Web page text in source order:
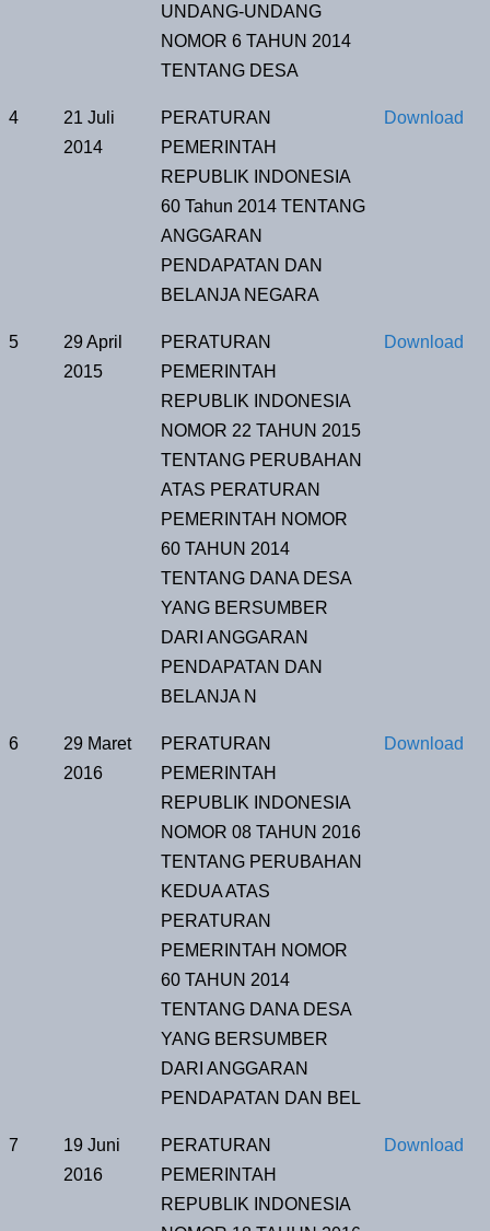
UNDANG-UNDANG
NOMOR 6 TAHUN 2014
TENTANG DESA
4
21 Juli
2014
PERATURAN
PEMERINTAH
REPUBLIK INDONESIA
60 Tahun 2014 TENTANG
ANGGARAN
PENDAPATAN DAN
BELANJA NEGARA
Download
5
29 April
2015
PERATURAN
PEMERINTAH
REPUBLIK INDONESIA
NOMOR 22 TAHUN 2015
TENTANG PERUBAHAN
ATAS PERATURAN
PEMERINTAH NOMOR
60 TAHUN 2014
TENTANG DANA DESA
YANG BERSUMBER
DARI ANGGARAN
PENDAPATAN DAN
BELANJA N
Download
6
29 Maret
2016
PERATURAN
PEMERINTAH
REPUBLIK INDONESIA
NOMOR 08 TAHUN 2016
TENTANG PERUBAHAN
KEDUA ATAS
PERATURAN
PEMERINTAH NOMOR
60 TAHUN 2014
TENTANG DANA DESA
YANG BERSUMBER
DARI ANGGARAN
PENDAPATAN DAN BEL
Download
7
19 Juni
2016
PERATURAN
PEMERINTAH
REPUBLIK INDONESIA
Download